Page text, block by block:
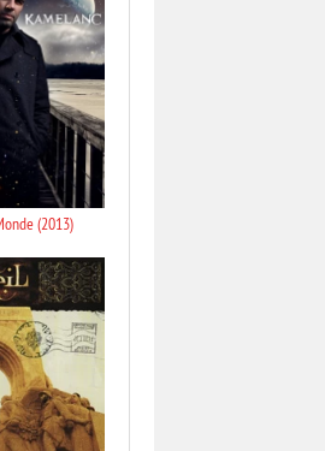
(2013)